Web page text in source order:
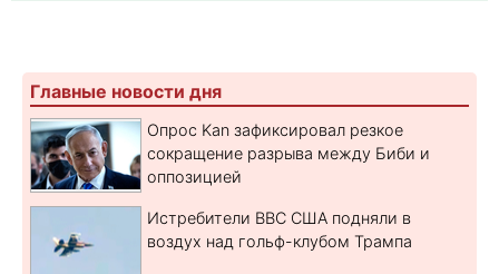
Главные новости дня
Опрос Kan зафиксировал резкое
сокращение разрыва между Биби и
оппозицией
Истребители ВВС США подняли в
воздух над гольф-клубом Трампа